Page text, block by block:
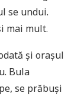
se undui.
mai mult.
și orașul
Bula
se prăbuși